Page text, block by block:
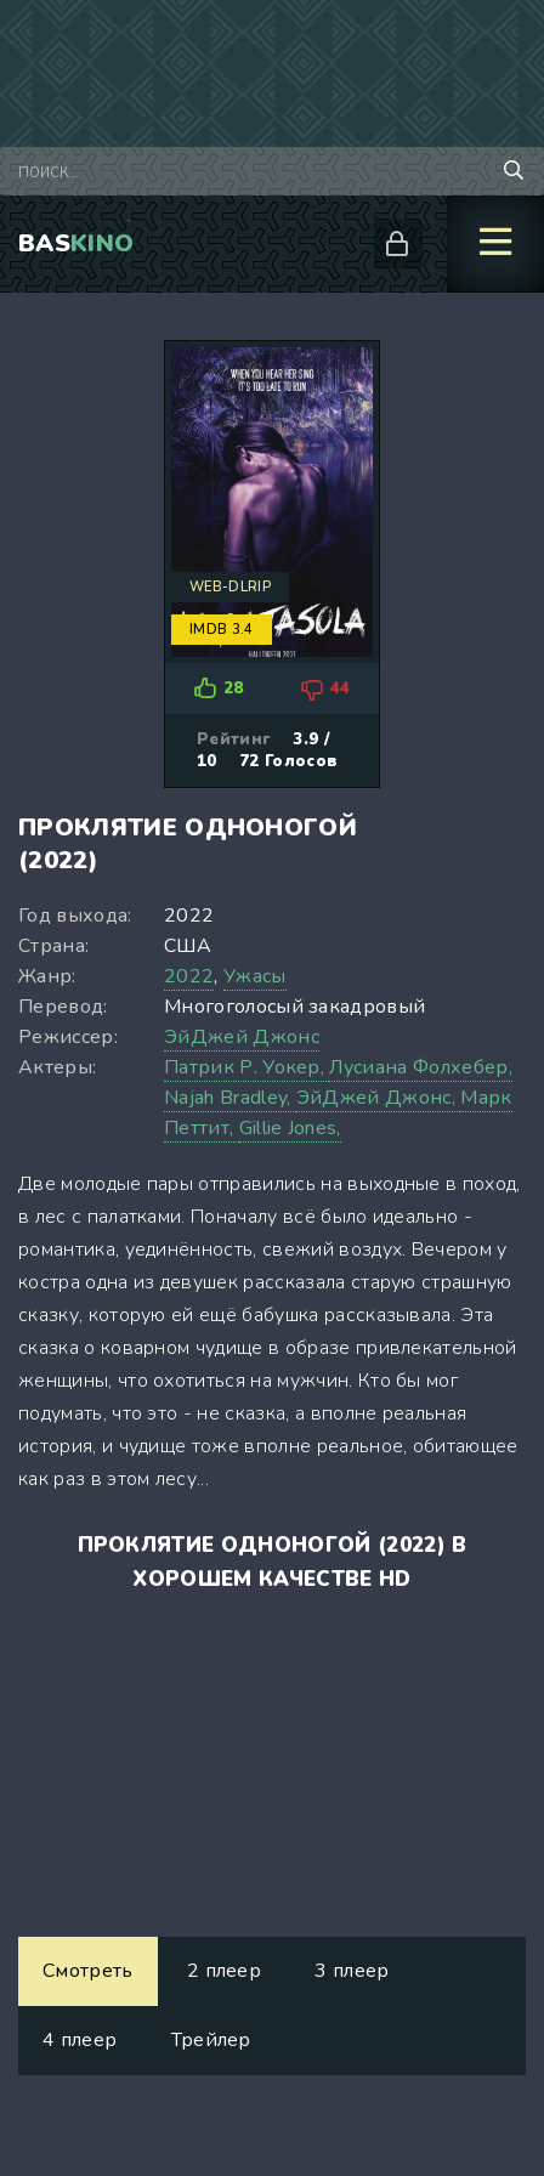
BASKINO
WEB-DLRIP
IMDB 3.4
28 44
Рейтинг
3.9 /
10
72 Голосов
ПРОКЛЯТИЕ ОДНОНОГОЙ
(2022)
Год выхода:
2022
Страна:
США
Жанр:
2022, Ужасы
Перевод:
Многоголосый закадровый
Режиссер:
ЭйДжей Джонс
Актеры:
Патрик Р. Уокер,Лусиана Фолхебер,
Najah Bradley, ЭйДжей Джонс, Марк
Петтит, Gillie Jones,
Две молодые пары отправились на выходные в поход,
в лес с палатками. Поначалу всё было идеально -
романтика, уединённость, свежий воздух. Вечером у
костра одна из девушек рассказала старую страшную
сказку, которую ей ещё бабушка рассказывала. Эта
сказка о коварном чудище в образе привлекательной
женщины, что охотиться на мужчин. Кто бы мог
подумать, что это - не сказка, а вполне реальная
история, и чудище тоже вполне реальное, обитающее
как раз в этом лесу...
ПРОКЛЯТИЕ ОДНОНОГОЙ (2022) В
ХОРОШЕМ КАЧЕСТВЕ HD
Смотреть 2 плеер 3 плеер
4 плеер Трейлер